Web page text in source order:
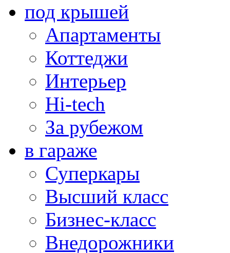
под крышей
Апартаменты
Коттеджи
Интерьер
Hi-tech
За рубежом
в гараже
Суперкары
Высший класс
Бизнес-класс
Внедорожники